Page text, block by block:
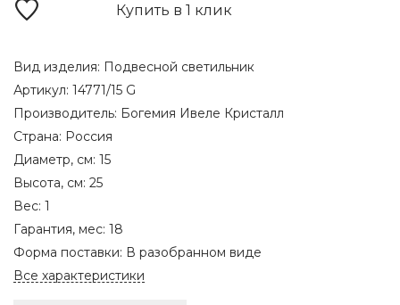
Купить в 1 клик
Вид изделия: Подвесной светильник
Артикул: 14771/15 G
Производитель: Богемия Ивеле Кристалл
Страна: Россия
Диаметр, см: 15
Высота, см: 25
Вес: 1
Гарантия, мес: 18
Форма поставки: В разобранном виде
Все характеристики